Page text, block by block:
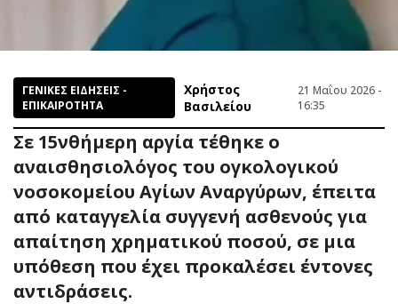
ΓΕΝΙΚΕΣ ΕΙΔΗΣΕΙΣ -
ΕΠΙΚΑΙΡΟΤΗΤΑ
Χρήστος
Βασιλείου
21 Μαΐου 2026 -
16:35
Σε 15νθήμερη αργία τέθηκε ο
αναισθησιολόγος του ογκολογικού
νοσοκομείου Αγίων Αναργύρων, έπειτα
από καταγγελία συγγενή ασθενούς για
απαίτηση χρηματικού ποσού, σε μια
υπόθεση που έχει προκαλέσει έντονες
αντιδράσεις.